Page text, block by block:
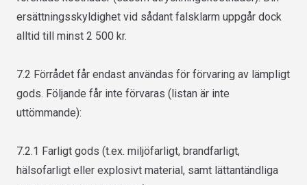
ersättningsskyldighet vid sådant falsklarm uppgår dock
alltid till minst 2 500 kr.
7.2 Förrådet får endast användas för förvaring av lämpligt
gods. Följande får inte förvaras (listan är inte
uttömmande):
7.2.1 Farligt gods (t.ex. miljöfarligt, brandfarligt,
hälsofarligt eller explosivt material, samt lättantändliga